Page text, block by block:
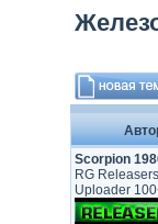
Scorpion
RG Releasers
Uploader